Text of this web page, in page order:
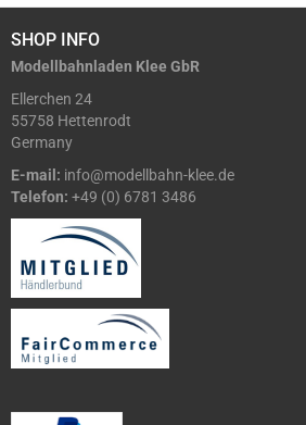
SHOP INFO
Modellbahnladen Klee GbR
Ellerchen 24
55758 Hettenrodt
Germany
E-mail: info@modellbahn-klee.de
Telefon: +49 (0) 6781 3486